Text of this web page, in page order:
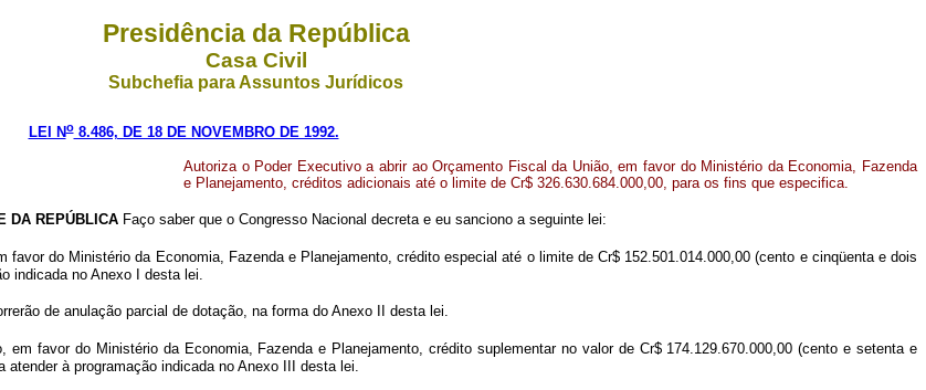
Presidência da República
Casa Civil
Subchefia para Assuntos Jurídicos
LEI No8.486, DE 18 DE NOVEMBRO DE 1992.
Autoriza o Poder Executivo a abrir ao Orçamento Fiscal da União, em favor do Ministério da Economia, Fazenda
e Planejamento, créditos adicionais até o limite de Cr$ 326.630.684.000,00, para os fins que especifica.
DA REPÚBLICA Faço saber que o Congresso Nacional decreta e eu sanciono a seguinte lei:
do Ministério da Economia, Fazenda e Planejamento, crédito especial até o limite de Cr$ 152.501.014.000,00 (cento e cinqüenta e dois
indicada no Anexo I desta lei.
de anulação parcial de dotação, na forma do Anexo II desta lei.
favor do Ministério da Economia, Fazenda e Planejamento, crédito suplementar no valor de Cr$ 174.129.670.000,00 (cento e setenta e
à programação indicada no Anexo III desta lei.